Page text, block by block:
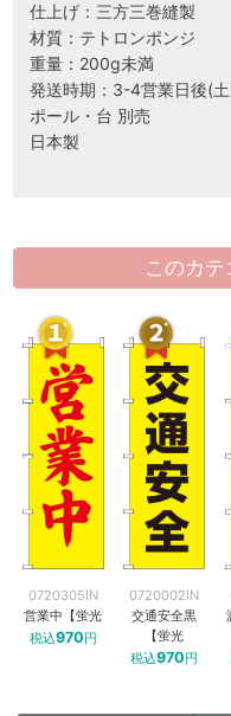
仕上げ：三方三巻縫製
材質：テトロンポンジ
重量：200g未満
発送時期：3-4営業日後(
ポール・台 別売
日本製
このカ
0720305IN
営業中【蛍光
税込970円
0720002IN
交通安全黒
【蛍光
税込970円